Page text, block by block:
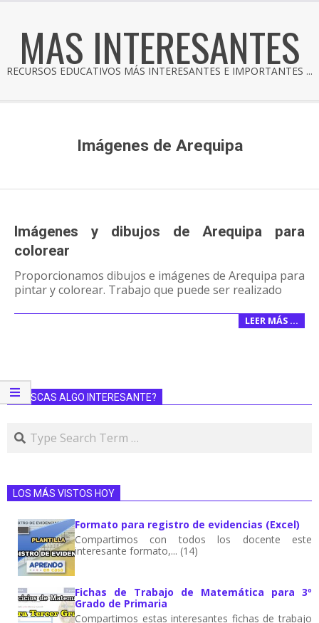
MAS INTERESANTES
RECURSOS EDUCATIVOS MÁS INTERESANTES E IMPORTANTES ...
Imágenes de Arequipa
Imágenes y dibujos de Arequipa para
colorear
Proporcionamos dibujos e imágenes de Arequipa para
pintar y colorear. Trabajo que puede ser realizado
LEER MÁS …
¿BUSCAS ALGO INTERESANTE?
LOS MÁS VISTOS HOY
Formato para registro de evidencias (Excel)
Compartimos con todos los docente este
interesante formato,... (14)
Fichas de Trabajo de Matemática para 3º
Grado de Primaria
Compartimos estas interesantes fichas de trabajo